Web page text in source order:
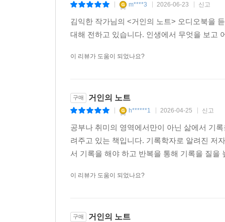
m****3 2026-06-23 신고
김익한 작가님의 <거인의 노트> 오디오북을
대해 전하고 있습니다. 인생에서 무엇을 보고
이 리뷰가 도움이 되었나요?
구매 거인의 노트
h******1 2026-04-25 신고
공부나 취미의 영역에서만이 아닌 삶에서 기
려주고 있는 책입니다. 기록학자로 알려진 저
서 기록을 해야 하고 반복을 통해 기록을 질
이 리뷰가 도움이 되었나요?
구매 거인의 노트